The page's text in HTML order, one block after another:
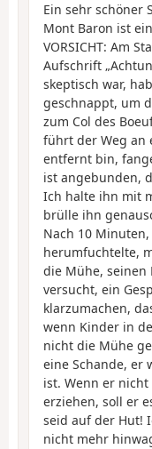
Ein sehr schöner
Mont Baron ist
VORSICHT: Am
Aufschrift
skeptisch war,
geschnappt, um
zum Col des
führt der Weg an
entfernt bin,
ist angebunden,
Ich halte ihn mit
brülle ihn
Nach 10
herumfuchtelte,
die Mühe, seinen
versucht, ein
klarzumachen,
wenn Kinder in
nicht die Mühe
eine Schande, er
ist. Wenn er
erziehen, soll er
seid auf der Hut!
nicht mehr